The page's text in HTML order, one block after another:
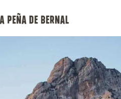
PEÑA DE BERNAL